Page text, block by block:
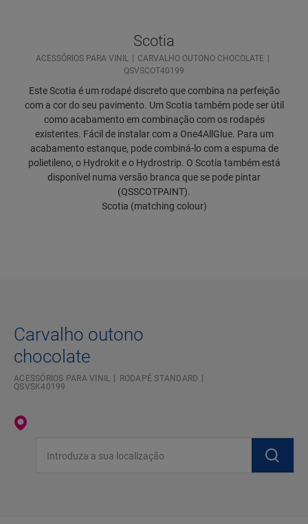
Scotia
ACESSÓRIOS PARA VINIL
CARVALHO OUTONO CHOCOLATE
QSVSCOT40199
Este Scotia é um rodapé discreto que combina na perfeição
com a cor do seu pavimento. Um Scotia também pode ser útil
como acabamento em combinação com os rodapés
existentes. Fácil de instalar com a One4AllGlue. Para um
acabamento estanque, pode combiná-lo com a espuma de
polietileno, o Hydrokit e o Hydrostrip. O Scotia também está
disponível numa versão branca que se pode pintar
(QSSCOTPAINT).
Scotia (matching colour)
Carvalho outono
chocolate
ACESSÓRIOS PARA VINIL
RODAPÉ STANDARD
QSVSK40199